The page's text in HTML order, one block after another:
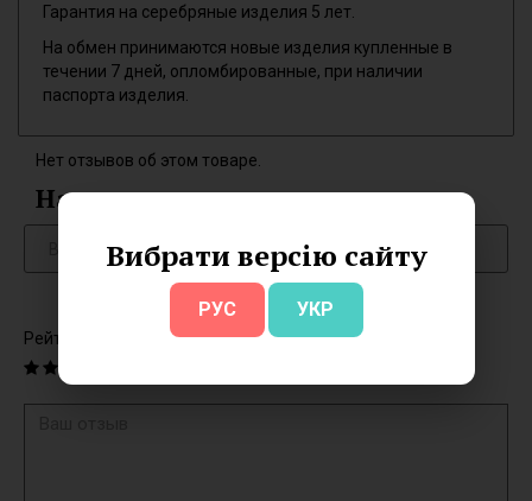
Вибрати версію сайту
РУС УКР
Гарантия на серебряные изделия 5 лет.
На обмен принимаются новые изделия купленные в
течении 7 дней, опломбированные, при наличии
паспорта изделия.
Нет отзывов об этом товаре.
Написать отзыв
Рейтинг